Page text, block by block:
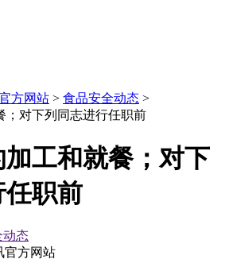
方网站 > 食品安全动态 >
；对下列同志进行任职前
工和就餐；对下
职前
动态
官方网站